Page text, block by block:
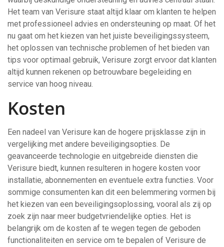
Het team van Verisure staat altijd klaar om klanten te helpen
met professioneel advies en ondersteuning op maat. Of het
nu gaat om het kiezen van het juiste beveiligingssysteem,
het oplossen van technische problemen of het bieden van
tips voor optimaal gebruik, Verisure zorgt ervoor dat klanten
altijd kunnen rekenen op betrouwbare begeleiding en
service van hoog niveau.
Kosten
Een nadeel van Verisure kan de hogere prijsklasse zijn in
vergelijking met andere beveiligingsopties. De
geavanceerde technologie en uitgebreide diensten die
Verisure biedt, kunnen resulteren in hogere kosten voor
installatie, abonnementen en eventuele extra functies. Voor
sommige consumenten kan dit een belemmering vormen bij
het kiezen van een beveiligingsoplossing, vooral als zij op
zoek zijn naar meer budgetvriendelijke opties. Het is
belangrijk om de kosten af te wegen tegen de geboden
functionaliteiten en service om te bepalen of Verisure de